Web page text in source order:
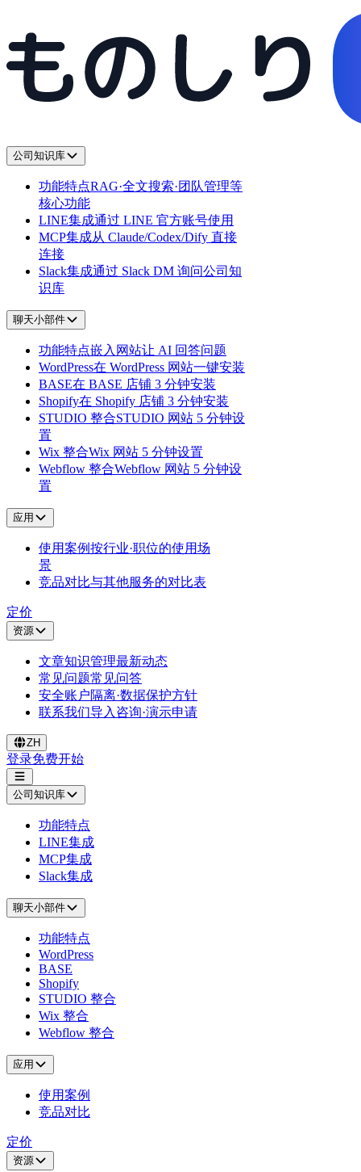
公司知识库
功能特点RAG·全文搜索·团队管理等
核心功能
LINE集成通过 LINE 官方账号使用
MCP集成从 Claude/Codex/Dify 直接
连接
Slack集成通过 Slack DM 询问公司知
识库
聊天小部件
功能特点嵌入网站让 AI 回答问题
WordPress在 WordPress 网站一键安装
BASE在 BASE 店铺 3 分钟安装
Shopify在 Shopify 店铺 3 分钟安装
STUDIO 整合STUDIO 网站 5 分钟设
置
Wix 整合Wix 网站 5 分钟设置
Webflow 整合Webflow 网站 5 分钟设
置
应用
使用案例按行业·职位的使用场
景
竞品对比与其他服务的对比表
定价
资源
文章知识管理最新动态
常见问题常见问答
安全账户隔离·数据保护方针
联系我们导入咨询·演示申请
ZH
登录免费开始
公司知识库
功能特点
LINE集成
MCP集成
Slack集成
聊天小部件
功能特点
WordPress
BASE
Shopify
STUDIO 整合
Wix 整合
Webflow 整合
应用
使用案例
竞品对比
定价
资源